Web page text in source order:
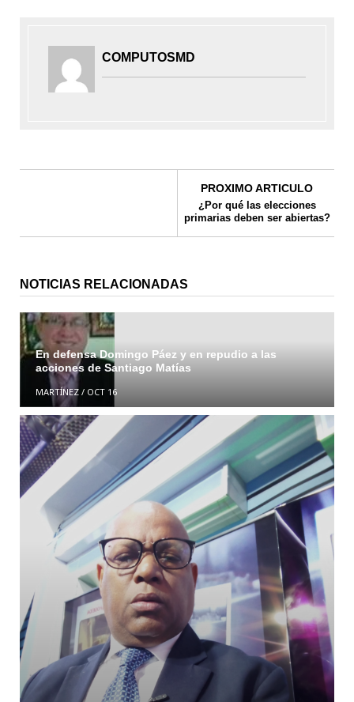
COMPUTOSMD
PROXIMO ARTICULO
¿Por qué las elecciones
primarias deben ser abiertas?
NOTICIAS RELACIONADAS
En defensa Domingo Páez y en repudio a las
acciones de Santiago Matías
MARTÍNEZ/ OCT 16